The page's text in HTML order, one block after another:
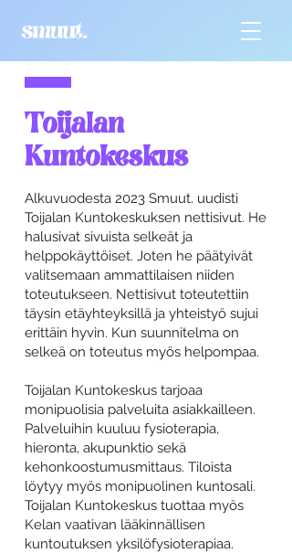
Toijalan
Kuntokeskus
Alkuvuodesta 2023 Smuut. uudisti
Toijalan Kuntokeskuksen nettisivut. He
halusivat sivuista selkeät ja
helppokäyttöiset. Joten he päätyivät
valitsemaan ammattilaisen niiden
toteutukseen. Nettisivut toteutettiin
täysin etäyhteyksillä ja yhteistyö sujui
erittäin hyvin. Kun suunnitelma on
selkeä on toteutus myös helpompaa.
Toijalan Kuntokeskus tarjoaa
monipuolisia palveluita asiakkailleen.
Palveluihin kuuluu fysioterapia,
hieronta, akupunktio sekä
kehonkoostumusmittaus. Tiloista
löytyy myös monipuolinen kuntosali.
Toijalan Kuntokeskus tuottaa myös
Kelan vaativan lääkinnällisen
kuntoutuksen yksilöfysioterapiaa.